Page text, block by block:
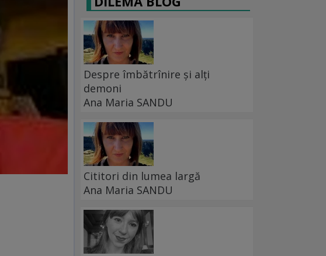
Despre îmbătrînire și alți
demoni
Ana Maria SANDU
Cititori din lumea largă
Ana Maria SANDU